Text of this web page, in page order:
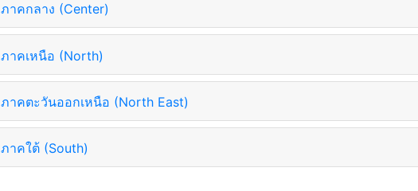
ภาคกลาง (Center)
ภาคเหนือ (North)
ภาคตะวันออกเหนือ (North East)
ภาคใต้ (South)